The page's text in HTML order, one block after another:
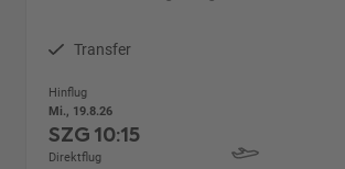
Transfer
Hinflug
Mi., 19.8.26
SZG10:15
Direktflug